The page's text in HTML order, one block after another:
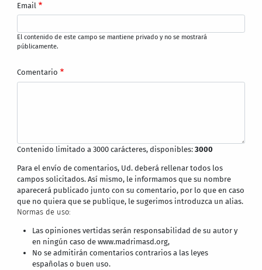
Email
El contenido de este campo se mantiene privado y no se mostrará
públicamente.
Comentario
Contenido limitado a 3000 carácteres, disponibles:3000
Para el envío de comentarios, Ud. deberá rellenar todos los
campos solicitados. Así mismo, le informamos que su nombre
aparecerá publicado junto con su comentario, por lo que en caso
que no quiera que se publique, le sugerimos introduzca un alias.
Normas de uso:
Las opiniones vertidas serán responsabilidad de su autor y
en ningún caso de www.madrimasd.org,
No se admitirán comentarios contrarios a las leyes
españolas o buen uso.